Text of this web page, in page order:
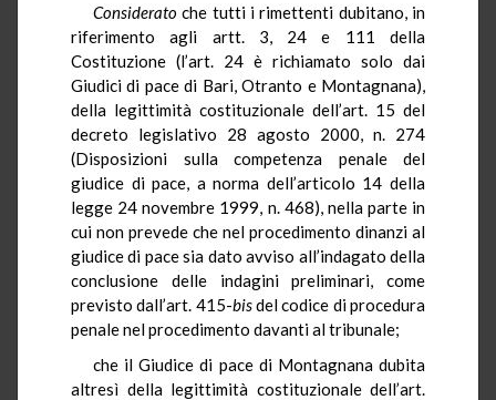
Considerato che tutti i rimettenti dubitano, in
riferimento agli artt. 3, 24 e 111 della
Costituzione (l’art. 24 è richiamato solo dai
Giudici di pace di Bari, Otranto e Montagnana),
della legittimità costituzionale dell’art. 15 del
decreto legislativo 28 agosto 2000, n. 274
(Disposizioni sulla competenza penale del
giudice di pace, a norma dell’articolo 14 della
legge 24 novembre 1999, n. 468), nella parte in
cui non prevede che nel procedimento dinanzi al
giudice di pace sia dato avviso all’indagato della
conclusione delle indagini preliminari, come
previsto dall’art. 415-bisdel codice di procedura
penale nel procedimento davanti al tribunale;
che il Giudice di pace di Montagnana dubita
altresì della legittimità costituzionale dell’art.